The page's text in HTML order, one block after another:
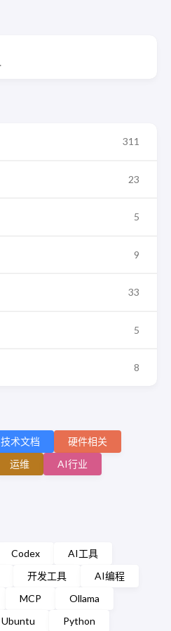
311
23
5
9
33
5
8
技术文档
硬件相关
运维
AI行业
Codex
AI工具
开发工具
AI编程
MCP
Ollama
Ubuntu Python